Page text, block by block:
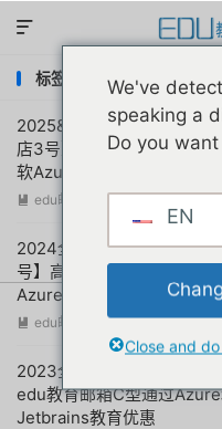

标签：azure教育邮箱
2025&2026全年更新：用
店3号】高端美国edu教育
软Azure和GitHub学生包教
合
 edu邮箱资讯 阅读(9386)
2024全年更新：用户亲测
号】高端美国edu教育邮箱A
Azure和GitHub学生包教育
 edu邮箱资讯 阅读(14769)
2023全年更新：大神亲测使
edu教育邮箱C型通过
Jetbrains教育优惠
We've
speaking a
Do you
EN
Close and